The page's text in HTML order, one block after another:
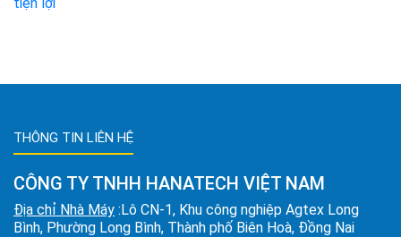
THÔNG TIN LIÊN HỆ
CÔNG TY TNHH HANATECH VIỆT NAM
Địa chỉ Nhà Máy :Lô CN-1, Khu công nghiệp Agtex Long
Bình, Phường Long Bình, Thành phố Biên Hoà, Đồng Nai